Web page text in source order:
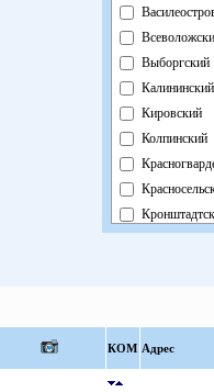
Выборгский
Калининский
Кировский
Колпинский
Павловский
КOМ Адрес